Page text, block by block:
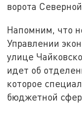
ворота
Напомним, что
Управлении
улице
идет об
которое
бюджетной